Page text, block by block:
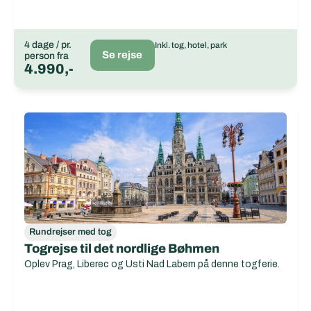
4 dage / pr.
person fra
4.990,-
Se rejse
Inkl. tog, hotel, park
Rundrejser med tog
Togrejse til det nordlige Bøhmen
Oplev Prag, Liberec og Usti Nad Labem på denne togferie.